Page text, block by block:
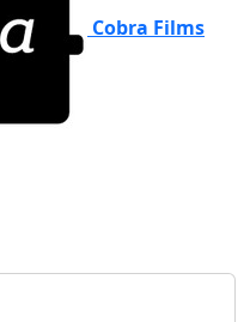
Cobra Films